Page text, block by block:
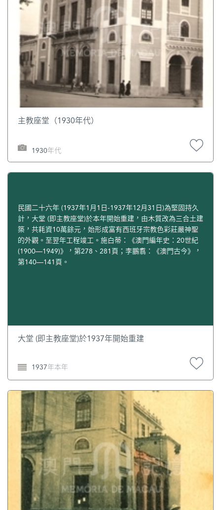
主教座堂（1930年代）
1930年代
民國二十六年 (1937年1月1日-1937年12月31日)為堅固持久
計，大堂 (即主教座堂)於本年開始重建，由木質改為三合土建
築，共耗資10萬餘元，始形成富有西班牙宗教色彩莊嚴神聖
的外觀。至翌年工程竣工。施白蒂：《澳門編年史：20世紀
(1900—1949)》，第278、281頁；李鵬翥：《澳門古今》，
第140—141頁。
大堂 (即主教座堂)於1937年開始重建
1937年本年